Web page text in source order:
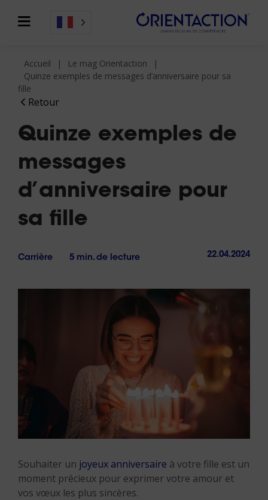
Retour
Accueil
Le mag Orientaction
Quinze exemples de messages d’anniversaire pour sa
fille
Quinze exemples de
messages
d’anniversaire pour
sa fille
Carrière 5 min. de lecture 22.04.2024
Souhaiter un joyeux anniversaire à votre fille est un
moment précieux pour exprimer votre amour et
vos vœux les plus sincères.